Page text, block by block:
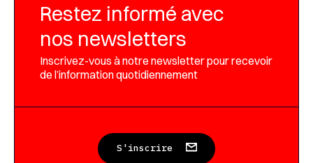
Restez informé avec
nos newsletters
Inscrivez-vous à notre newsletter pour recevoir
de l’information quotidiennement
S'inscrire